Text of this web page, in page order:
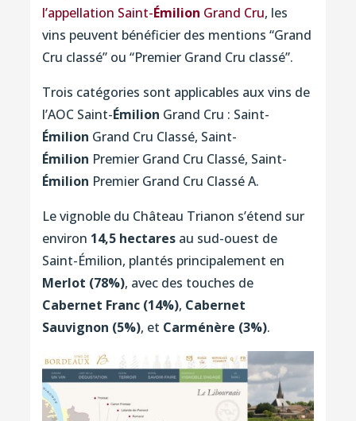
l’appellation Saint-Émilion Grand Cru, les
vins peuvent bénéficier des mentions “Grand
Cru classé” ou “Premier Grand Cru classé”.
Trois catégories sont applicables aux vins de
l’AOC Saint-Émilion Grand Cru : Saint-
Émilion Grand Cru Classé, Saint-
Émilion Premier Grand Cru Classé, Saint-
Émilion Premier Grand Cru Classé A.
Le vignoble du Château Trianon s’étend sur
environ 14,5 hectaresau sud-ouest de
Saint-Émilion, plantés principalement en
Merlot (78%), avec des touches de
Cabernet Franc (14%), Cabernet
Sauvignon (5%), et Carménère (3%).